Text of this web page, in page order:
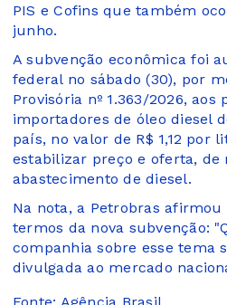
PIS e Cofins que também
junho.
A subvenção econômica foi
federal no sábado (30), por
Provisória nº 1.363/2026, aos
importadores de óleo diesel
país, no valor de R$ 1,12 por
estabilizar preço e oferta, de
abastecimento de diesel.
Na nota, a Petrobras afirmou
termos da nova subvenção:
companhia sobre esse tema
divulgada ao mercado
Fonte: Agência Brasil